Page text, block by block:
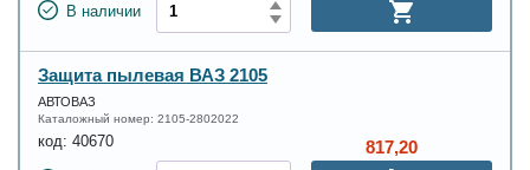
В наличии
Защита пылевая ВАЗ 2105
АВТОВАЗ
Каталожный номер: 2105-2802022
код: 40670 817,20